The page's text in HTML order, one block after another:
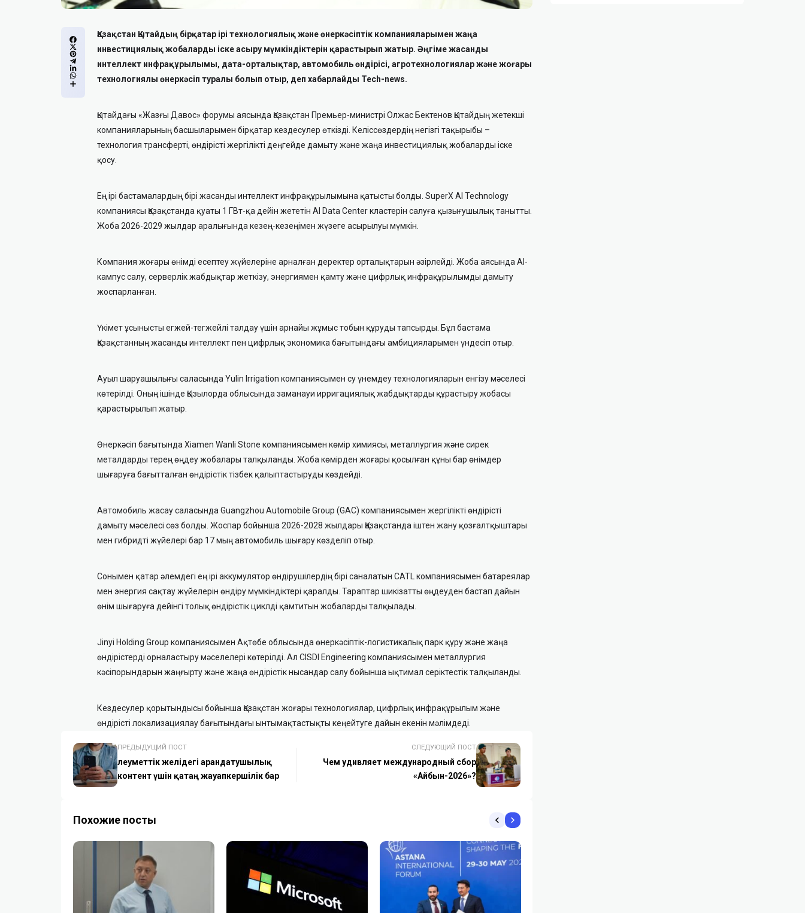
Қазақстан Қытайдың бірқатар ірі технологиялық және өнеркәсіптік компанияларымен жаңа
инвестициялық жобаларды іске асыру мүмкіндіктерін қарастырып жатыр. Әңгіме жасанды
интеллект инфрақұрылымы, дата-орталықтар, автомобиль өндірісі, агротехнологиялар және жоғары
технологиялы өнеркәсіп туралы болып отыр, деп хабарлайды Tech-news.
Қытайдағы «Жазғы Давос» форумы аясында Қазақстан Премьер-министрі Олжас Бектенов Қытайдың жетекші
компанияларының басшыларымен бірқатар кездесулер өткізді. Келіссөздердің негізгі тақырыбы –
технология трансферті, өндірісті жергілікті деңгейде дамыту және жаңа инвестициялық жобаларды іске
қосу.
Ең ірі бастамалардың бірі жасанды интеллект инфрақұрылымына қатысты болды. SuperX AI Technology
компаниясы Қазақстанда қуаты 1 ГВт-қа дейін жететін AI Data Center кластерін салуға қызығушылық танытты.
Жоба 2026-2029 жылдар аралығында кезең-кезеңімен жүзеге асырылуы мүмкін.
Компания жоғары өнімді есептеу жүйелеріне арналған деректер орталықтарын әзірлейді. Жоба аясында AI-
кампус салу, серверлік жабдықтар жеткізу, энергиямен қамту және цифрлық инфрақұрылымды дамыту
жоспарланған.
Үкімет ұсынысты егжей-тегжейлі талдау үшін арнайы жұмыс тобын құруды тапсырды. Бұл бастама
Қазақстанның жасанды интеллект пен цифрлық экономика бағытындағы амбицияларымен үндесіп отыр.
Ауыл шаруашылығы саласында Yulin Irrigation компаниясымен су үнемдеу технологияларын енгізу мәселесі
көтерілді. Оның ішінде Қызылорда облысында заманауи ирригациялық жабдықтарды құрастыру жобасы
қарастырылып жатыр.
Өнеркәсіп бағытында Xiamen Wanli Stone компаниясымен көмір химиясы, металлургия және сирек
металдарды терең өңдеу жобалары талқыланды. Жоба көмірден жоғары қосылған құны бар өнімдер
шығаруға бағытталған өндірістік тізбек қалыптастыруды көздейді.
Автомобиль жасау саласында Guangzhou Automobile Group (GAC) компаниясымен жергілікті өндірісті
дамыту мәселесі сөз болды. Жоспар бойынша 2026-2028 жылдары Қазақстанда іштен жану қозғалтқыштары
мен гибридті жүйелері бар 17 мың автомобиль шығару көзделіп отыр.
Сонымен қатар әлемдегі ең ірі аккумулятор өндірушілердің бірі саналатын CATL компаниясымен батареялар
мен энергия сақтау жүйелерін өндіру мүмкіндіктері қаралды. Тараптар шикізатты өңдеуден бастап дайын
өнім шығаруға дейінгі толық өндірістік циклді қамтитын жобаларды талқылады.
Jinyi Holding Group компаниясымен Ақтөбе облысында өнеркәсіптік-логистикалық парк құру және жаңа
өндірістерді орналастыру мәселелері көтерілді. Ал CISDI Engineering компаниясымен металлургия
кәсіпорындарын жаңғырту және жаңа өндірістік нысандар салу бойынша ықтимал серіктестік талқыланды.
Кездесулер қорытындысы бойынша Қазақстан жоғары технологиялар, цифрлық инфрақұрылым және
өндірісті локализациялау бағытындағы ынтымақтастықты кеңейтуге дайын екенін мәлімдеді.
ПРЕДЫДУЩИЙ ПОСТ
Әлеуметтік желідегі арандатушылық
контент үшін қатаң жауапкершілік бар
СЛЕДУЮЩИЙ ПОСТ
Чем удивляет международный сбор
«Айбын-2026»?
Похожие посты